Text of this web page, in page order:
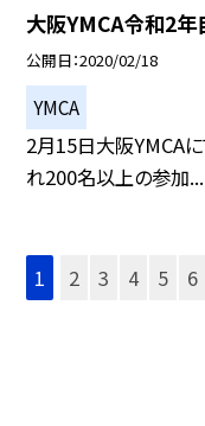
大阪YMCA令和2年
公開日 2020/02/18
YMCA
2月15日大阪YMCA
れ200名以上の参加...
1 2 3 4 5 6